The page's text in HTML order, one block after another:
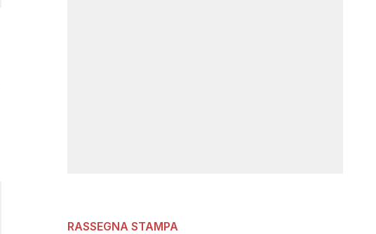
RASSEGNA STAMPA